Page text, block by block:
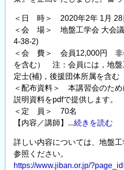
習
会
『液
状
化
が
想
定
さ
れ
る
住
宅
＜日 時＞ 2020年2年 1月
＜会 場＞ 地盤工学会 大会議
4-38-2)
＜会 費＞ 会員12,000円 非
を含む） 注：会員には，地盤
定士(補)，後援団体所属を含む
＜配布資料＞ 本講習会のため
説明資料をpdfで提供します。
＜定 員＞ 70名
【内容／講師】...続きを読む
詳しい内容については、地盤
参照ください。
https://www.jiban.or.jp/